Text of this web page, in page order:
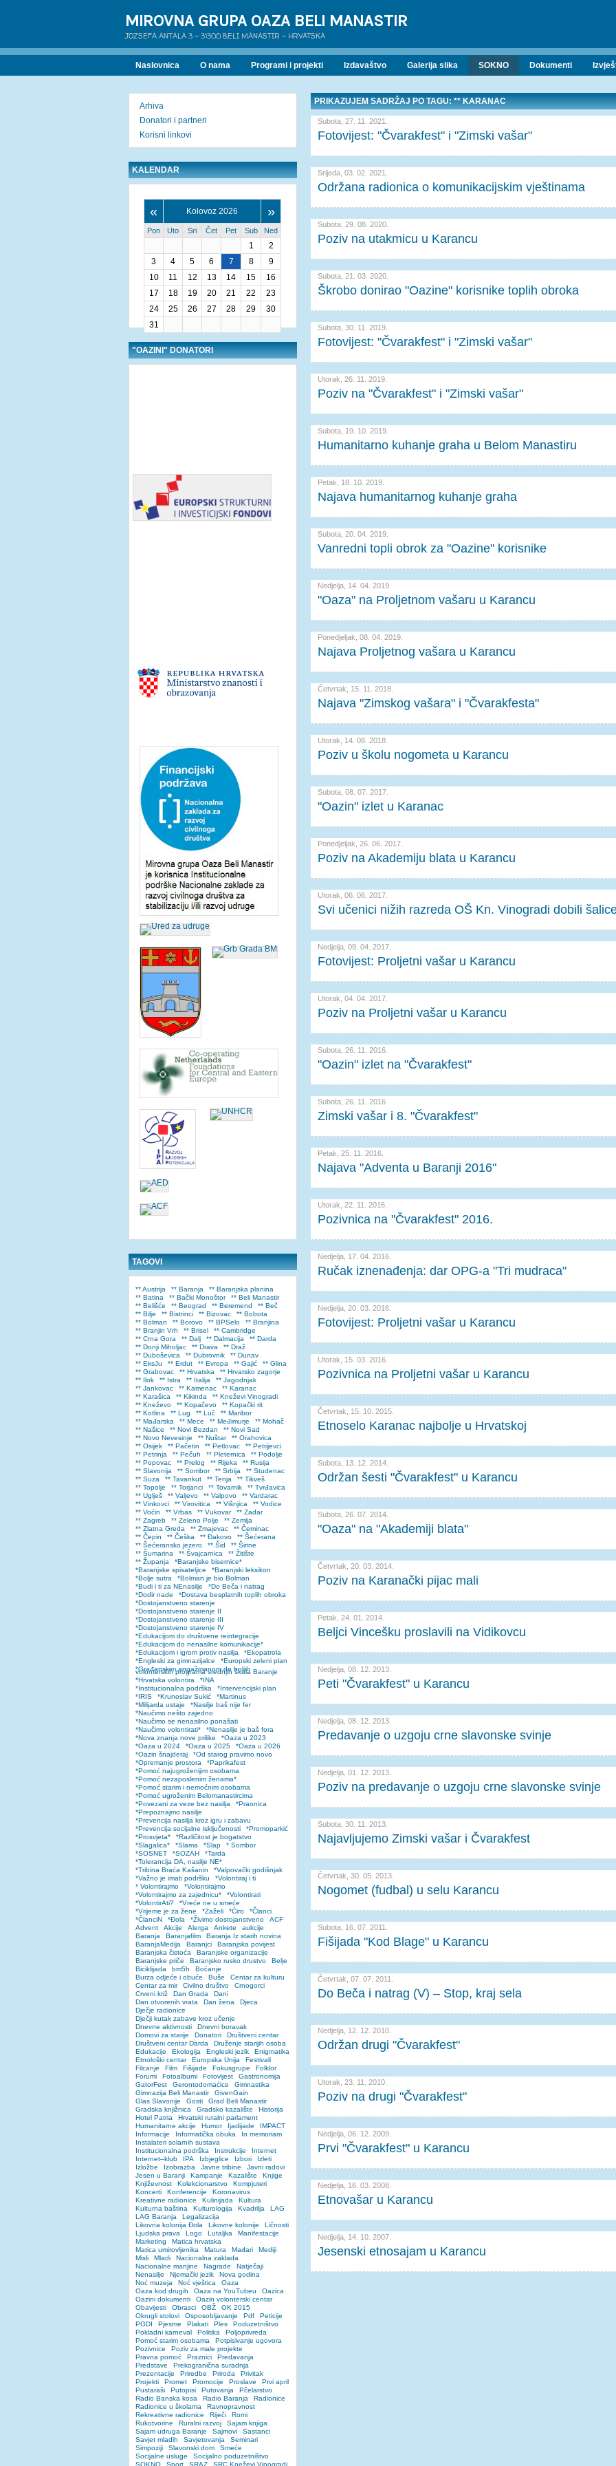
MIROVNA GRUPA OAZA BELI MANASTIR
JOZSEFA ANTALA 3 - 31300 BELI MANASTIR - HRVATSKA
Naslovnica O nama Programi i projekti Izdavaštvo Galerija slika SOKNO Dokumenti
PRIKAZUJEM SADRŽAJ PO TAGU: ** KARANAC
Subota, 27. 11. 2021.
Fotovijest: "Čvarakfest" i "Zimski vašar"
Srijeda, 03. 02. 2021.
Održana radionica o komunikacijskim vještinama
Subota, 29. 08. 2020.
Poziv na utakmicu u Karancu
Subota, 21. 03. 2020.
Škrobo donirao "Oazine" korisnike toplih obroka
Subota, 30. 11. 2019.
Fotovijest: "Čvarakfest" i "Zimski vašar"
Utorak, 26. 11. 2019.
Poziv na "Čvarakfest" i "Zimski vašar"
Subota, 19. 10. 2019.
Humanitarno kuhanje graha u Belom Manastiru
Petak, 18. 10. 2019.
Najava humanitarnog kuhanje graha
Subota, 20. 04. 2019.
Vanredni topli obrok za "Oazine" korisnike
Nedjelja, 14. 04. 2019.
"Oaza" na Proljetnom vašaru u Karancu
Ponedjeljak, 08. 04. 2019.
Najava Proljetnog vašara u Karancu
Četvrtak, 15. 11. 2018.
Najava "Zimskog vašara" i "Čvarakfesta"
Utorak, 14. 08. 2018.
Poziv u školu nogometa u Karancu
Subota, 08. 07. 2017.
"Oazin" izlet u Karanac
Ponedjeljak, 26. 06. 2017.
Poziv na Akademiju blata u Karancu
Utorak, 06. 06. 2017.
Svi učenici nižih razreda OŠ Kn. Vinogradi dobili
Nedjelja, 09. 04. 2017.
Fotovijest: Proljetni vašar u Karancu
Utorak, 04. 04. 2017.
Poziv na Proljetni vašar u Karancu
Subota, 26. 11. 2016.
"Oazin" izlet na "Čvarakfest"
Subota, 26. 11. 2016.
Zimski vašar i 8. "Čvarakfest"
Petak, 25. 11. 2016.
Najava "Adventa u Baranji 2016"
Utorak, 22. 11. 2016.
Pozivnica na "Čvarakfest" 2016.
Nedjelja, 17. 04. 2016.
Ručak iznenađenja: dar OPG-a "Tri mudraca"
Nedjelja, 20. 03. 2016.
Fotovijest: Proljetni vašar u Karancu
Utorak, 15. 03. 2016.
Pozivnica na Proljetni vašar u Karancu
Četvrtak, 15. 10. 2015.
Etnoselo Karanac najbolje u Hrvatskoj
Subota, 13. 12. 2014.
Održan šesti "Čvarakfest" u Karancu
Subota, 26. 07. 2014.
"Oaza" na "Akademiji blata"
Četvrtak, 20. 03. 2014.
Poziv na Karanački pijac mali
Petak, 24. 01. 2014.
Beljci Vincešku proslavili na Vidikovcu
Nedjelja, 08. 12. 2013.
Peti "Čvarakfest" u Karancu
Nedjelja, 08. 12. 2013.
Predavanje o uzgoju crne slavonske svinje
Nedjelja, 01. 12. 2013.
Poziv na predavanje o uzgoju crne slavonske svinje
Subota, 30. 11. 2013.
Najavljujemo Zimski vašar i Čvarakfest
Četvrtak, 30. 05. 2013.
Nogomet (fudbal) u selu Karancu
Subota, 16. 07. 2011.
Fišijada "Kod Blage" u Karancu
Četvrtak, 07. 07. 2011.
Do Beča i natrag (V) – Stop, kraj sela
Nedjelja, 12. 12. 2010.
Održan drugi "Čvarakfest"
Utorak, 23. 11. 2010.
Poziv na drugi "Čvarakfest"
Nedjelja, 06. 12. 2009.
Prvi "Čvarakfest" u Karancu
Nedjelja, 16. 03. 2008.
Etnovašar u Karancu
Nedjelja, 14. 10. 2007.
Jesenski etnosajam u Karancu
Arhiva
Donatori i partneri
Korisni linkovi
KALENDAR
« Kolovoz 2026 »
Pon Uto Sri Čet Pet Sub Ned
1
2
3
4 5 6 7 8
9
10
11 12 13 14 15
16
17
18 19 20 21 22
23
24
25 26 27 28 29
30
31
"OAZINI" DONATORI
TAGOVI
** Austrija ** Baranja
** Baranjska planina
** Batina
** Bački Monoštor
** Beli Manastir
** Belišće
** Beograd ** Beremend
** Beč
** Bilje
** Bistrinci ** Bizovac
** Bobota
** Bolman
** Borovo ** BPSelo
** Branjina
** Branjin Vrh
** Brisel
** Cambridge
** Crna Gora
** Dalj ** Dalmacija
** Darda
** Donji Miholjac
** Drava
** Draž
** Duboševica
** Dubrovnik
** Dunav
** EksJu
** Erdut ** Evropa ** Gajić
** Glina
** Grabovac
** Hrvatska
** Hrvatsko zagorje
** Ilok
** Istra ** Italija
** Jagodnjak
** Jankovac
** Kamenac
** Karanac
** Karašica
** Kikinda
** Kneževi Vinogradi
** Kneževo
** Kopačevo
** Kopački rit
** Kotlina
** Lug ** Luč
** Maribor
** Mađarska
** Mece ** Međimurje
** Mohač
** Našice
** Novi Bezdan
** Novi Sad
** Novo Nevesinje
** Nuštar
** Orahovica
** Osijek
** Pačetin ** Petlovac
** Petrijevci
** Petrinja
** Pečuh ** Pleternica
** Podolje
** Popovac
** Prelog ** Rijeka
** Rusija
** Slavonija
** Sombor ** Srbija
** Studenac
** Suza
** Tavankut ** Tenja
** Tikveš
** Topolje
** Torjanci ** Tovarnik
** Tvrđavica
** Uglješ
** Valjevo ** Valpovo
** Vardarac
** Vinkovci
** Virovitica ** Višnjica
** Vodice
** Voćin
** Vrbas ** Vukovar
** Zadar
** Zagreb
** Zeleno Polje
** Zemlja
** Zlatna Greda
** Zmajevac
** Čeminac
** Čepin
** Češka ** Đakovo
** Šećerana
** Šećeransko jezero
** Šid
** Širine
** Šumarina
** Švajcarnica
** Žitište
** Županja
*Baranjske bisernice*
*Baranjske spisateljice
*Baranjski leksikon
*Bolje sutra
*Bolman je bio Bolman
*Budi i ti za NEnasilje
*Do Beča i natrag
*Dodir nade
*Dostava besplatnih toplih obroka
*Dostojanstveno starenje
*Dostojanstveno starenje II
*Dostojanstveno starenje III
*Dostojanstveno starenje IV
*Edukacijom do društvene reintegracije
*Edukacijom do nenasilne komunikacije*
*Edukacijom i igrom protiv nasilja
*Ekopatrola
*Engleski za gimnazijalce
*Europski zeleni plan
*Građanskim angažmanom do boljih
volonterskih programa srednjih škola Baranje
*Hrvatska volontira
*INA
*Institucionalna podrška
*Intervencijski plan
*IRIS
*Krunoslav Sukić
*Martinus
*Milijarda ustaje
*Nasilje baš nije fer
*Naučimo nešto zajedno
*Naučimo se nenasilno ponašati
*Naučimo volontirati*
*Nenasilje je baš fora
*Nova znanja nove prilike
*Oaza u 2023
*Oaza u 2024
*Oaza u 2025
*Oaza u 2026
*Oazin šnajderaj
*Od starog pravimo novo
*Opremanje prostora
*Paprikafest
*Pomoć najugroženijim osobama
*Pomoć nezaposlenim ženama*
*Pomoć starim i nemoćnim osobama
*Pomoć ugroženim Belomanastircima
*Povezani za veze bez nasilja
*Praonica
*Prepoznajmo nasilje
*Prevencija nasilja kroz igru i zabavu
*Prevencija socijalne isključenosti
*Promoparkić
*Prosvjeta*
*Različitost je bogatstvo
*Slagalica*
*Slama *Slap
* Sombor
*SOSNET
*SOZAH
*Tarda
*Tolerancija DA, nasilje NE*
*Tribina Braća Kašanin
*Valpovački godišnjak
*Važno je imati podršku
*Volontiraj i ti
* Volontirajmo
*Volontirajmo
*Volontirajmo za zajednicu*
*Volontirati
*VolontirAti?
*Vreće ne u smeće
*Vrijeme je za žene
*Zaželi *Ćiro
*Članci
*ČlanciN
*Đola *Živimo dostojanstveno
ACF
Advent
Akcije Alerga Ankete
aukcije
Baranja
Baranjafilm
Baranja Iz starih novina
BaranjaMedija
Baranjci
Baranjska povijest
Baranjska čistoća
Baranjske organizacije
Baranjske priče
Baranjsko rusko drustvo
Belje
Biciklijada
bm5h
Boćanje
Burza odjeće i obuće
Buše
Centar za kulturu
Centar za mir
Civilno društvo
Crnogorci
Crveni križ
Dan Grada
Dani
Dan otvorenih vrata
Dan žena
Djeca
Dječje radionice
Dječji kutak zabave kroz učenje
Dnevne aktivnosti
Dnevni boravak
Domovi za starije
Donatori
Društveni centar
Društveni centar Darda
Druženje starijih osoba
Edukacije
Ekologija Engleski jezik
Enigmatika
Etnološki centar
Europska Unija
Festivali
Filcanje
Film Fišijade Fokusgrupe
Folklor
Forumi
Fotoalbumi Fotovijest
Gastronomija
GatorFest
Gerontodomaćice
Gimnastika
Gimnazija Beli Manastir
GivenGain
Glas Slavonije
Gosti
Grad Beli Manastir
Gradska knjižnica
Gradsko kazalište
Historija
Hotel Patria
Hrvatski ruralni parlament
Humanitarne akcije
Humor Ijadijade
IMPACT
Informacije
Informatička obuka
In memoriam
Instalateri solarnih sustava
Institucionalna podrška
Instrukcije
Internet
Internet–klub
IPA Izbjeglice Izbori
Izleti
Izložbe
Izobrazba Javne tribine
Javni radovi
Jesen u Baranji
Kampanje Kazalište
Knjige
Književnost
Kolekcionarstvo
Kompjuteri
Koncerti
Konferencije
Koronavirus
Kreativne radionice
Kulinijada
Kultura
Kulturna baština
Kulturologija Kvadrilja
LAG
LAG Baranja
Legalizacija
Likovna kolonija Đola
Likovne kolonije
Ličnosti
Ljudska prava
Logo Lutaljka
Manifestacije
Marketing
Matica hrvatska
Matica umirovljenika
Matura Mađari
Mediji
Misli
Mladi
Nacionalna zaklada
Nacionalne manjine
Nagrade
Natječaji
Nenasilje
Njemački jezik
Nova godina
Noć muzeja
Noć vještica
Oaza
Oaza kod drugih
Oaza na YouTubeu
Oazica
Oazini dokumenti
Oazin volonterski centar
Obavijesti
Obrasci OBŽ
OK 2015
Okrugli stolovi
Osposobljavanje Pdf
Peticije
PGDI
Pjesme Plakati Ples
Poduzetništvo
Pokladni karneval
Politika
Poljoprivreda
Pomoć starim osobama
Potpisivanje ugovora
Pozivnice
Poziv za male projekte
Pravna pomoć
Praznici
Predavanja
Predstave
Prekogranična suradnja
Prezentacije
Priredbe Priroda
Privitak
Projekti
Promet Promocije Proslave
Prvi april
Pustaraši
Putopisi Putovanja
Pčelarstvo
Radio Banska kosa
Radio Baranja
Radionice
Radionice u školama
Ravnopravnost
Rekreativne radionice
Riječi
Romi
Rukotvorine
Ruralni razvoj
Sajam knjiga
Sajam udruga Baranje
Sajmovi
Sastanci
Savjet mladih
Savjetovanja
Seminari
Simpoziji
Slavonski dom
Smeće
Socijalne usluge
Socijalno poduzetništvo
SOKNO
Sport SRAZ SRC Kneževi Vinogradi